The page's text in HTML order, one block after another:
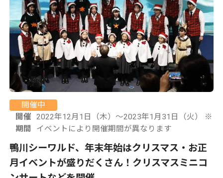
開催中
開催
期間
2022年12月1日（木）〜2023年1月31日（火） ※
イベントにより開催期間が異なります
鴨川シーワルド、年末年始はクリスマス・お正
月イベントが盛りだくさん！クリスマスミニコ